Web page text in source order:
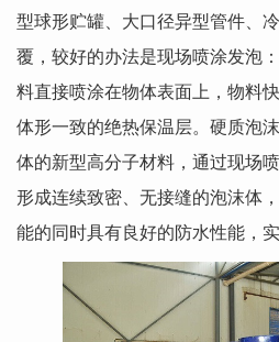
型球形贮罐、大口径异型管件、
覆，较好的办法是现场喷涂发泡
料直接喷涂在物体表面上，物料
体形一致的绝热保温层。硬质泡
体的新型高分子材料，通过现场
形成连续致密、无接缝的泡沫体
能的同时具有良好的防水性能，